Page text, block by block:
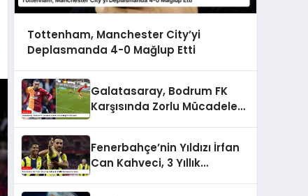
Tottenham, Manchester City’yi
Deplasmanda 4-0 Mağlup Etti
Galatasaray, Bodrum FK
Karşısında Zorlu Mücadeleyi
Fenerbahçe’nin Yıldızı İrfan
Can Kahveci, 3 Yıllık